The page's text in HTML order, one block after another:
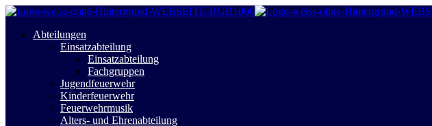
Abteilungen
Einsatzabteilung
Einsatzabteilung
Fachgruppen
Jugendfeuerwehr
Kinderfeuerwehr
Feuerwehrmusik
Alters- und Ehrenabteilung